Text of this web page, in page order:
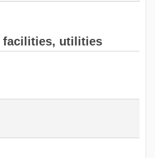
facilities, utilities